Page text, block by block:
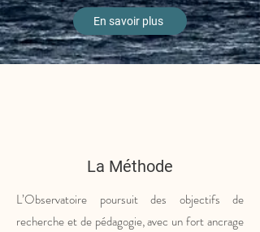
En savoir plus
La Méthode
L’Observatoire poursuit des objectifs de
recherche et de pédagogie, avec un fort ancrage